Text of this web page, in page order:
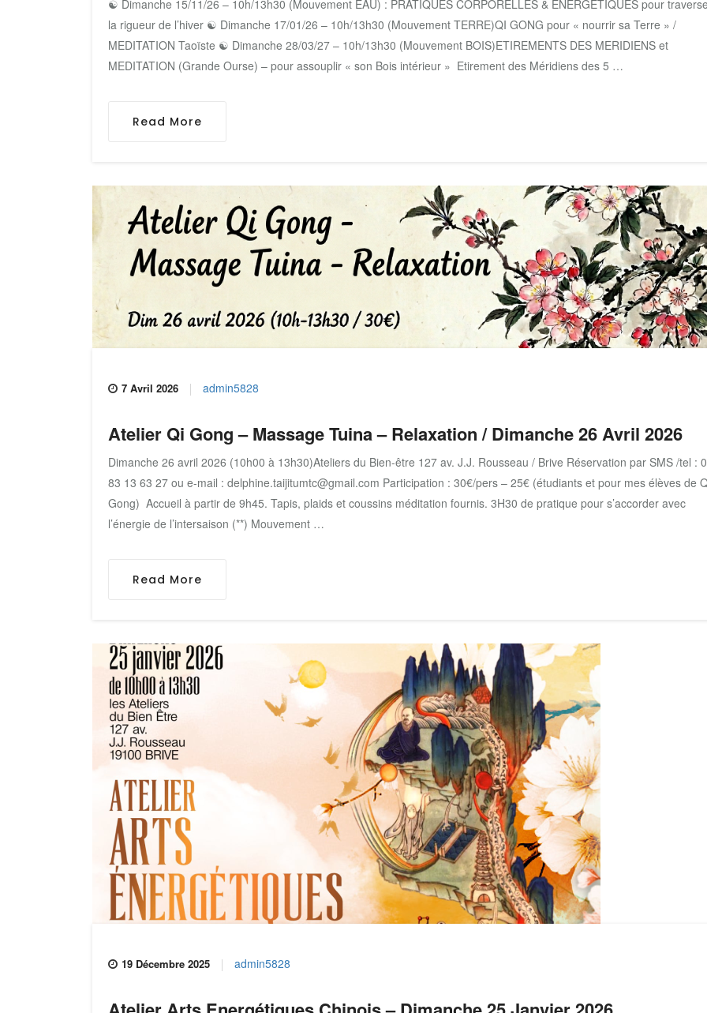
☯ Dimanche 15/11/26 – 10h/13h30 (Mouvement EAU) : PRATIQUES CORPORELLES & ENERGETIQUES pour
la rigueur de l’hiver ‌☯ Dimanche 17/01/26 – 10h/13h30 (Mouvement TERRE)QI GONG pour « nourrir sa Terre » /
MEDITATION Taoïste ☯ Dimanche 28/03/27 – 10h/13h30 (Mouvement BOIS)ETIREMENTS DES MERIDIENS et
MEDITATION (Grande Ourse) – pour assouplir « son Bois intérieur » Etirement des Méridiens des 5 …
Read More
7 Avril 2026 admin5828
Atelier Qi Gong – Massage Tuina – Relaxation / Dimanche 26 Avril 2026
Dimanche 26 avril 2026 (10h00 à 13h30)Ateliers du Bien-être 127 av. J.J. Rousseau / Brive Réservation par SMS /tel :
83 13 63 27 ou e-mail : delphine.taijitumtc@gmail.com Participation : 30€/pers – 25€ (étudiants et pour mes élèves de
Gong) Accueil à partir de 9h45. Tapis, plaids et coussins méditation fournis. 3H30 de pratique pour s’accorder avec
l’énergie de l’intersaison (**) Mouvement …
Read More
19 Décembre 2025 admin5828